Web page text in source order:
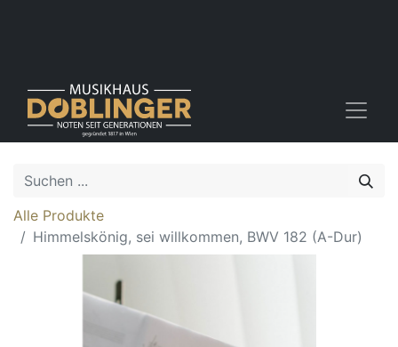
Alle Produkte
Himmelskönig, sei willkommen, BWV 182 (A-Dur)